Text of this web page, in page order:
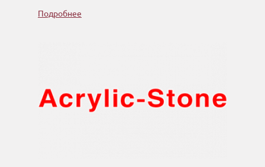
Подробнее